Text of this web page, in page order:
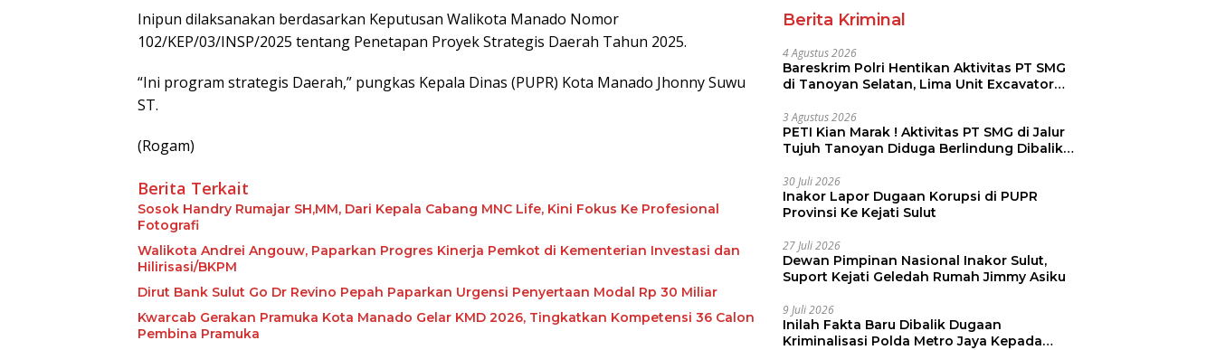
Inipun dilaksanakan berdasarkan Keputusan Walikota Manado Nomor
102/KEP/03/INSP/2025 tentang Penetapan Proyek Strategis Daerah Tahun 2025.
“Ini program strategis Daerah,” pungkas Kepala Dinas (PUPR) Kota Manado Jhonny Suwu
ST.
(Rogam)
Berita Terkait
Sosok Handry Rumajar SH,MM, Dari Kepala Cabang MNC Life, Kini Fokus Ke Profesional
Fotografi
Walikota Andrei Angouw, Paparkan Progres Kinerja Pemkot di Kementerian Investasi dan
Hilirisasi/BKPM
Dirut Bank Sulut Go Dr Revino Pepah Paparkan Urgensi Penyertaan Modal Rp 30 Miliar
Kwarcab Gerakan Pramuka Kota Manado Gelar KMD 2026, Tingkatkan Kompetensi 36 Calon
Pembina Pramuka
Berita Kriminal
4 Agustus 2026
Bareskrim Polri Hentikan Aktivitas PT SMG
di Tanoyan Selatan, Lima Unit Excavator
3 Agustus 2026
PETI Kian Marak ! Aktivitas PT SMG di Jalur
Tujuh Tanoyan Diduga Berlindung Dibalik
30 Juli 2026
Inakor Lapor Dugaan Korupsi di PUPR
Provinsi Ke Kejati Sulut
27 Juli 2026
Dewan Pimpinan Nasional Inakor Sulut,
Suport Kejati Geledah Rumah Jimmy Asiku
9 Juli 2026
Inilah Fakta Baru Dibalik Dugaan
Kriminalisasi Polda Metro Jaya Kepada